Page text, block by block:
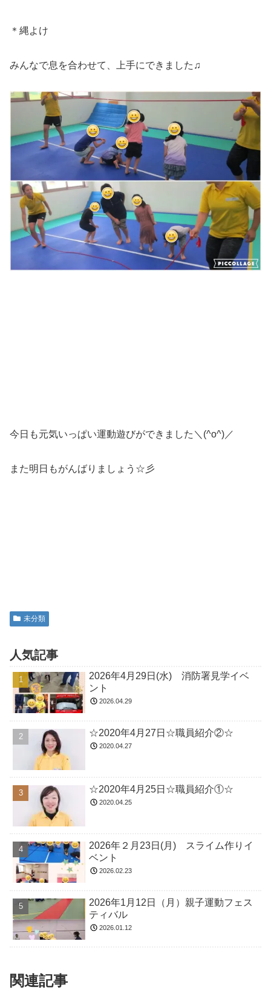
＊縄よけ
みんなで息を合わせて、上手にできました♫
今日も元気いっぱい運動遊びができました＼(^o^)／
また明日もがんばりましょう☆彡
未分類
人気記事
2026年4月29日(水) 消防署見学イベ
ント
2026.04.29
☆2020年4月27日☆職員紹介②☆
2020.04.27
☆2020年4月25日☆職員紹介①☆
2020.04.25
2026年２月23日(月) スライム作りイ
ベント
2026.02.23
2026年1月12日（月）親子運動フェス
ティバル
2026.01.12
関連記事